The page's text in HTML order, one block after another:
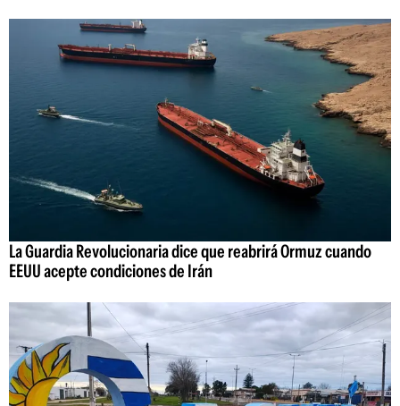
La Guardia Revolucionaria dice que reabrirá Ormuz cuando
EEUU acepte condiciones de Irán